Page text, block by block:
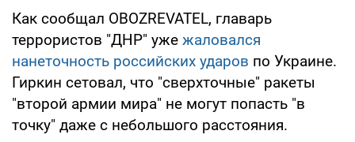
Как сообщал OBOZREVATEL, главарь
террористов "ДНР" уже жаловался
нанеточность российских ударов по Украине.
Гиркин сетовал, что "сверхточные" ракеты
"второй армии мира" не могут попасть "в
точку" даже с небольшого расстояния.